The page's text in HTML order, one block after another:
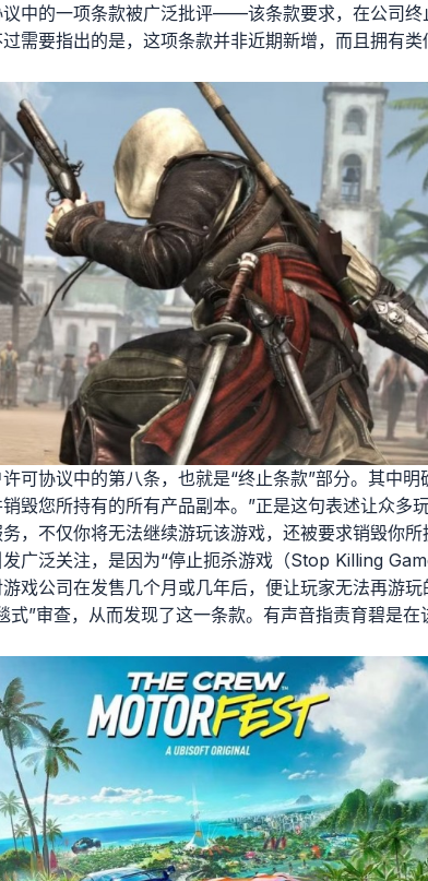
中的一项条款被广泛批评——该条款要求，在公司终
需要指出的是，这项条款并非近期新增，而且拥有
可协议中的第八条，也就是“终止条款”部分。其中明
毁您所持有的所有产品副本。”正是这句表述让众多
，不仅你将无法继续游玩该游戏，还被要求销毁你所
广泛关注，是因为“停止扼杀游戏（Stop Killing
戏公司在发售几个月或几年后，便让玩家无法再游
式”审查，从而发现了这一条款。有声音指责育碧是